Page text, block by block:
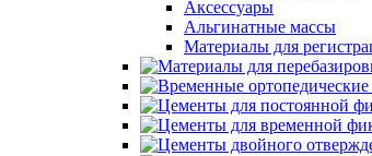
Аксессуары
Альгинатные массы
Материалы для